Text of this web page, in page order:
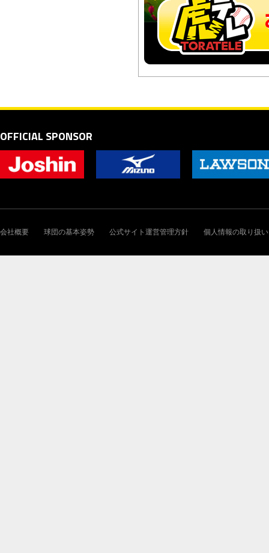
OFFICIAL SPONSOR
会社概要 球団の基本姿勢 公式サイト運営管理方針 個人情報の取り扱い